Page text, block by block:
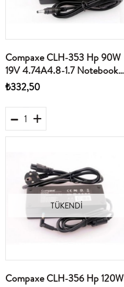
Compaxe CLH-353 Hp 90W
19V 4.74A4.8-1.7 Notebook
Adaptörü
₺332,50
TÜKENDI
Compaxe CLH-356 Hp 120W